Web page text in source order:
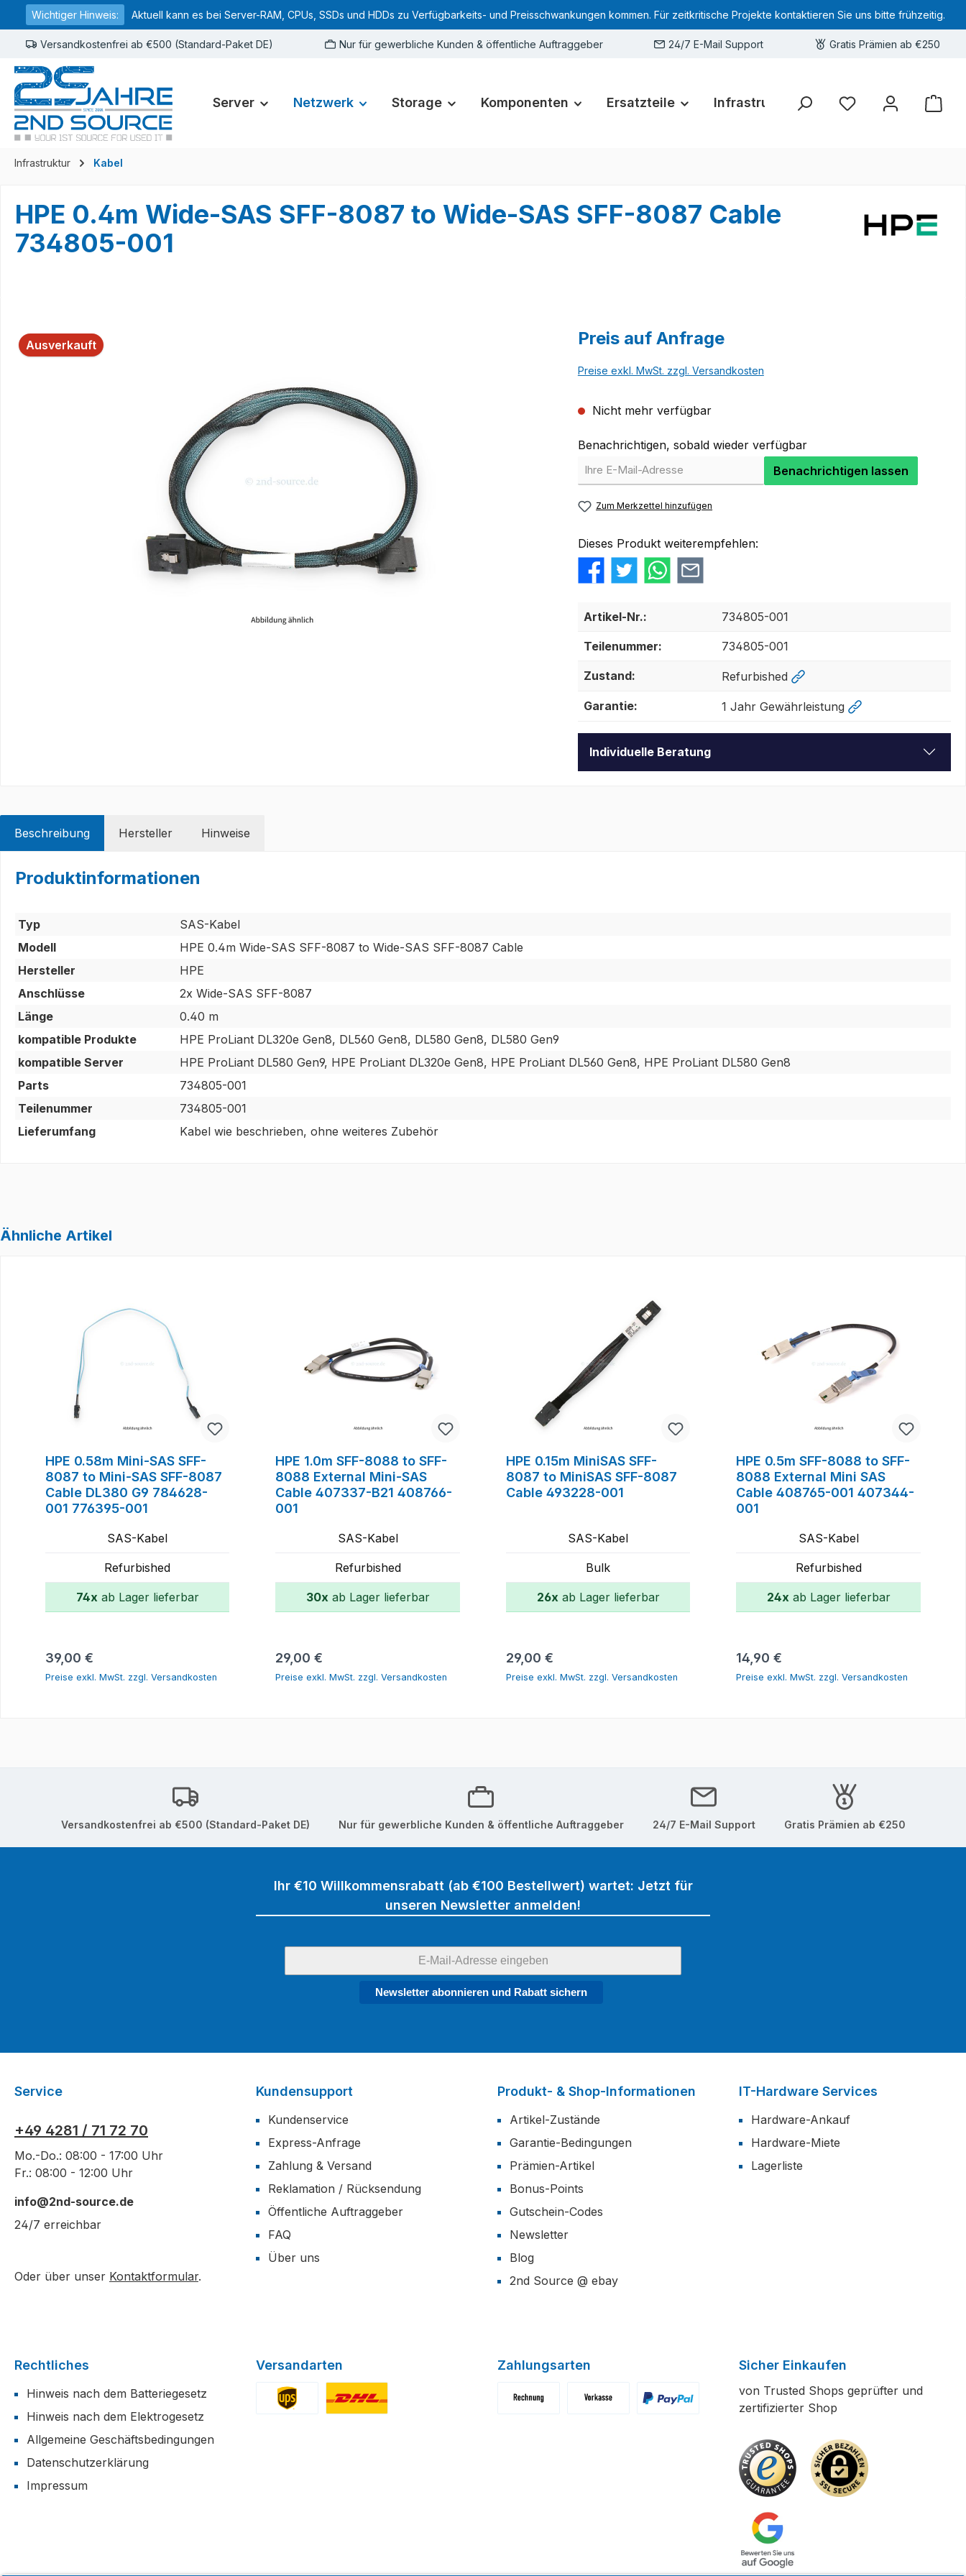
Zur Hauptnavigation springen
Wichtiger Hinweis: Aktuell kann es bei Server-RAM, CPUs, SSDs und HDDs zu Verfügbarkeits- und Preisschwankungen kommen. Für zeitkritische Projekte kontaktieren Sie uns bitte frühzeitig.
Versandkostenfrei ab €500 (Standard-Paket DE) Nur für gewerbliche Kunden & öffentliche Auftraggeber 24/7 E-Mail Support Gratis Prämien ab €250
Server Netzwerk Storage Komponenten Ersatzteile Infrastruktur Hardware-Deals
Sie haben 0 Produkte
Infrastruktur Kabel
HPE 0.4m Wide-SAS SFF-8087 to Wide-SAS SFF-8087 Cable
734805-001
Bildergalerie überspringen
Ausverkauft Preis auf Anfrage
Preise exkl. MwSt. zzgl. Versandkosten
Nicht mehr verfügbar
Benachrichtigen, sobald wieder verfügbar
Benachrichtigen lassen
Zum Merkzettel hinzufügen
Dieses Produkt weiterempfehlen:
Artikel-Nr.: 734805-001
Teilenummer: 734805-001
Zustand: Refurbished
Garantie: 1 Jahr Gewährleistung
Individuelle Beratung
Beschreibung Hersteller Hinweise
Produktinformationen
Typ
SAS-Kabel
Modell
HPE 0.4m Wide-SAS SFF-8087 to Wide-SAS SFF-8087 Cable
Hersteller
HPE
Anschlüsse
2x Wide-SAS SFF-8087
Länge
0.40 m
kompatible Produkte
HPE ProLiant DL320e Gen8, DL560 Gen8, DL580 Gen8, DL580 Gen9
kompatible Server
HPE ProLiant DL580 Gen9, HPE ProLiant DL320e Gen8, HPE ProLiant DL560 Gen8, HPE ProLiant DL580 Gen8
Parts
734805-001
Teilenummer
734805-001
Lieferumfang
Kabel wie beschrieben, ohne weiteres Zubehör
Ähnliche Artikel
HPE 0.58m Mini-SAS SFF-
8087 to Mini-SAS SFF-8087
Cable DL380 G9 784628-
001 776395-001
SAS-Kabel
Refurbished
74x ab Lager lieferbar
Regulärer Preis:
39,00 €
Preise exkl. MwSt. zzgl. Versandkosten
HPE 1.0m SFF-8088 to SFF-
8088 External Mini-SAS
Cable 407337-B21 408766-
001
SAS-Kabel
Refurbished
30x ab Lager lieferbar
Regulärer Preis:
29,00 €
Preise exkl. MwSt. zzgl. Versandkosten
HPE 0.15m MiniSAS SFF-
8087 to MiniSAS SFF-8087
Cable 493228-001
SAS-Kabel
Bulk
26x ab Lager lieferbar
Regulärer Preis:
29,00 €
Preise exkl. MwSt. zzgl. Versandkosten
HPE 0.5m SFF-8088 to SFF-
8088 External Mini SAS
Cable 408765-001 407344-
001
SAS-Kabel
Refurbished
24x ab Lager lieferbar
Regulärer Preis:
14,90 €
Preise exkl. MwSt. zzgl. Versandkosten
Versandkostenfrei ab €500 (Standard-Paket DE) Nur für gewerbliche Kunden & öffentliche Auftraggeber 24/7 E-Mail Support Gratis Prämien ab €250
Ihr €10 Willkommensrabatt (ab €100 Bestellwert) wartet: Jetzt für
unseren Newsletter anmelden!
Newsletter abonnieren und Rabatt sichern
Service
+49 4281 / 71 72 70
Mo.-Do.: 08:00 - 17:00 Uhr
Fr.: 08:00 - 12:00 Uhr
info@2nd-source.de
24/7 erreichbar
Oder über unser Kontaktformular.
Kundensupport
Kundenservice
Express-Anfrage
Zahlung & Versand
Reklamation / Rücksendung
Öffentliche Auftraggeber
FAQ
Über uns
Produkt- & Shop-Informationen
Artikel-Zustände
Garantie-Bedingungen
Prämien-Artikel
Bonus-Points
Gutschein-Codes
Newsletter
Blog
2nd Source @ ebay
IT-Hardware Services
Hardware-Ankauf
Hardware-Miete
Lagerliste
Rechtliches
Hinweis nach dem Batteriegesetz
Hinweis nach dem Elektrogesetz
Allgemeine Geschäftsbedingungen
Datenschutzerklärung
Impressum
Versandarten Zahlungsarten Sicher Einkaufen
von Trusted Shops geprüfter und
zertifizierter Shop